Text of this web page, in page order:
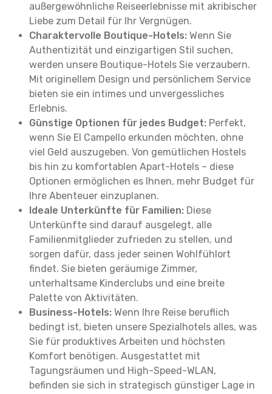
außergewöhnliche Reiseerlebnisse mit akribischer
Liebe zum Detail für Ihr Vergnügen.
Charaktervolle Boutique-Hotels: Wenn Sie
Authentizität und einzigartigen Stil suchen,
werden unsere Boutique-Hotels Sie verzaubern.
Mit originellem Design und persönlichem Service
bieten sie ein intimes und unvergessliches
Erlebnis.
Günstige Optionen für jedes Budget: Perfekt,
wenn Sie El Campello erkunden möchten, ohne
viel Geld auszugeben. Von gemütlichen Hostels
bis hin zu komfortablen Apart-Hotels – diese
Optionen ermöglichen es Ihnen, mehr Budget für
Ihre Abenteuer einzuplanen.
Ideale Unterkünfte für Familien: Diese
Unterkünfte sind darauf ausgelegt, alle
Familienmitglieder zufrieden zu stellen, und
sorgen dafür, dass jeder seinen Wohlfühlort
findet. Sie bieten geräumige Zimmer,
unterhaltsame Kinderclubs und eine breite
Palette von Aktivitäten.
Business-Hotels: Wenn Ihre Reise beruflich
bedingt ist, bieten unsere Spezialhotels alles, was
Sie für produktives Arbeiten und höchsten
Komfort benötigen. Ausgestattet mit
Tagungsräumen und High-Speed-WLAN,
befinden sie sich in strategisch günstiger Lage in